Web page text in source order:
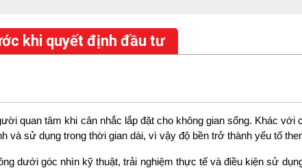
khi quyết định đầu tư
quan tâm khi cân nhắc lắp đặt cho không gian sống. Khác với
và sử dụng trong thời gian dài, vì vậy độ bền trở thành yếu tố
dưới góc nhìn kỹ thuật, trải nghiệm thực tế và điều kiện sử